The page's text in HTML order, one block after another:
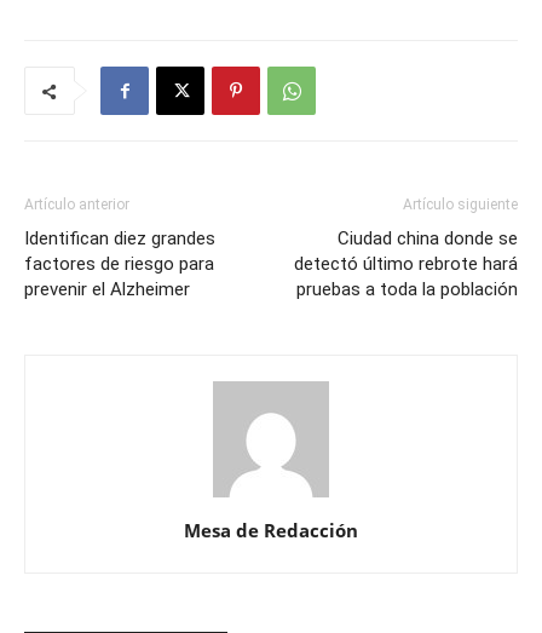
Artículo anterior
Identifican diez grandes
factores de riesgo para
prevenir el Alzheimer
Artículo siguiente
Ciudad china donde se
detectó último rebrote hará
pruebas a toda la población
Mesa de Redacción